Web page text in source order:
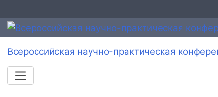
Всероссийская научно-практическая